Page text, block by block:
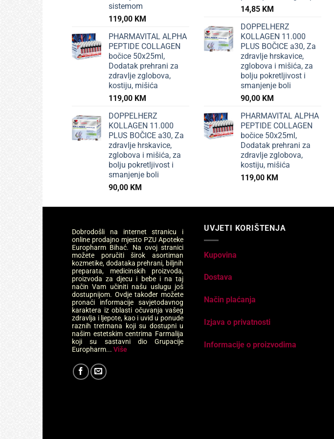
sistemom
119,00 KM
PHARMAVITAL ALPHA
PEPTIDE COLLAGEN
bočice 50x25ml,
Dodatak prehrani za
zdravlje zglobova,
kostiju, mišića
119,00 KM
DOPPELHERZ
KOLLAGEN 11.000
PLUS BOČICE a30, Za
zdravlje hrskavice,
zglobova i mišića, za
bolju pokretljivost i
smanjenje boli
90,00 KM
14,85 KM
DOPPELHERZ
KOLLAGEN 11.000
PLUS BOČICE a30, Za
zdravlje hrskavice,
zglobova i mišića, za
bolju pokretljivost i
smanjenje boli
90,00 KM
PHARMAVITAL ALPHA
PEPTIDE COLLAGEN
bočice 50x25ml,
Dodatak prehrani za
zdravlje zglobova,
kostiju, mišića
119,00 KM
Dobrodošli na internet stranicu i
online prodajno mjesto PZU Apoteke
Europharm Bihać. Na ovoj stranici
možete poručiti širok asortiman
kozmetike, dodataka prehrani, biljnih
preparata, medicinskih proizvoda,
proizvoda za djecu i bebe i na taj
način Vam učiniti našu uslugu još
dostupnijom. Ovdje također možete
pronaći informacije savjetodavnog
karaktera iz oblasti očuvanja vašeg
zdravlja i ljepote, kao i uvid u ponude
raznih tretmana koji su dostupni u
našim estetskim centrima Farmalija
koji su sastavni dio Grupacije
Europharm... Više
UVJETI KORIŠTENJA
Kupovina
Dostava
Način plaćanja
Izjava o privatnosti
Informacije o proizvodima